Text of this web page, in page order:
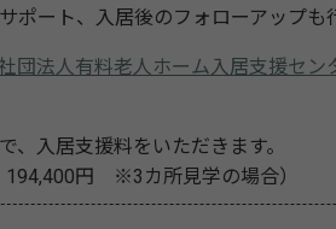
ポート、入居後のフォローアップも
団法人有料老人ホーム入居支援セン
入居支援料をいただきます。
194,400円 ※3カ所見学の場合）